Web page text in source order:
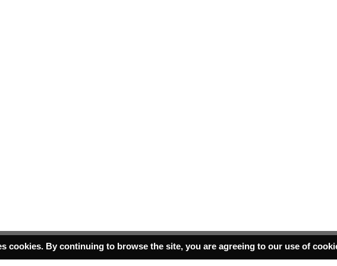
cookies. By continuing to browse the site, you are agreeing to our use of